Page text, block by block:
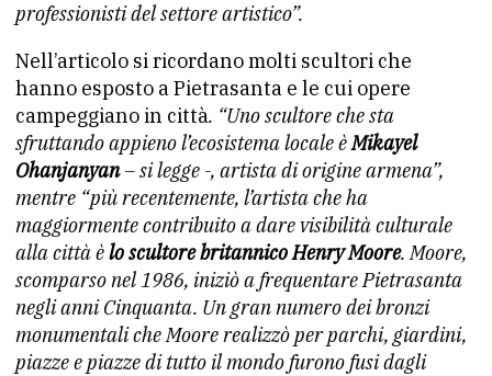
professionisti del settore artistico”.
Nell’articolo si ricordano molti scultori che
hanno esposto a Pietrasanta e le cui opere
campeggiano in città. “Uno scultore che sta
sfruttando appieno l’ecosistema locale èMikayel
Ohanjanyan– si legge -, artista di origine armena”,
mentre “più recentemente, l’artista che ha
maggiormente contribuito a dare visibilità culturale
alla città èlo scultore britannico Henry Moore. Moore,
scomparso nel 1986, iniziò a frequentare Pietrasanta
negli anni Cinquanta. Un gran numero dei bronzi
monumentali che Moore realizzò per parchi, giardini,
piazze e piazze di tutto il mondo furono fusi dagli